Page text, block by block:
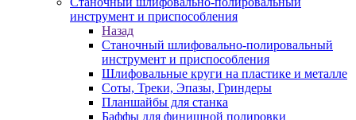
инструмент и приспособления
Назад
Станочный шлифовально-полировальный
инструмент и приспособления
Шлифовальные круги на пластике и металле
Соты, Треки, Эпазы, Гриндеры
Планшайбы для станка
Баффы для финишной полировки